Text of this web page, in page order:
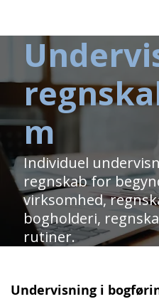
m
Individuel
regnskab for
virksomhed,
bogholderi,
rutiner.
Undervisning i